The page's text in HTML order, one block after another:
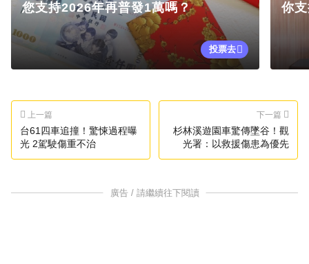
您支持2026年再普發1萬嗎？
投票去
你
上一篇
台61四車追撞！驚悚過程曝
光 2駕駛傷重不治
下一篇
杉林溪遊園車驚傳墜谷！觀
光署：以救援傷患為優先
廣告 / 請繼續往下閱讀